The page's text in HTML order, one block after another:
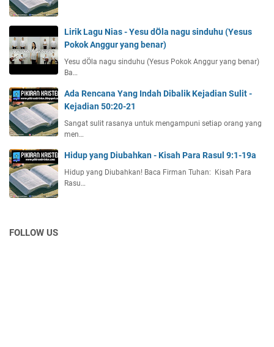
Lirik Lagu Nias - Yesu dÖla nagu sinduhu (Yesus
Pokok Anggur yang benar)
Yesu dÖla nagu sinduhu (Yesus Pokok Anggur yang benar)
Ba…
Ada Rencana Yang Indah Dibalik Kejadian Sulit -
Kejadian 50:20-21
Sangat sulit rasanya untuk mengampuni setiap orang yang
men…
Hidup yang Diubahkan - Kisah Para Rasul 9:1-19a
Hidup yang Diubahkan! Baca Firman Tuhan: Kisah Para
Rasu…
FOLLOW US